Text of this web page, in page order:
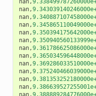
nan,
nan,
nan,
nan,
nan,
nan,
nan,
nan,
nan,
nan,
nan,
nan,
nan,